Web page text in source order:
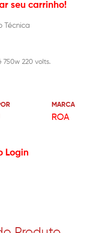
seu carrinho!
Técnica
750w 220 volts.
MARCA
ROA
Login